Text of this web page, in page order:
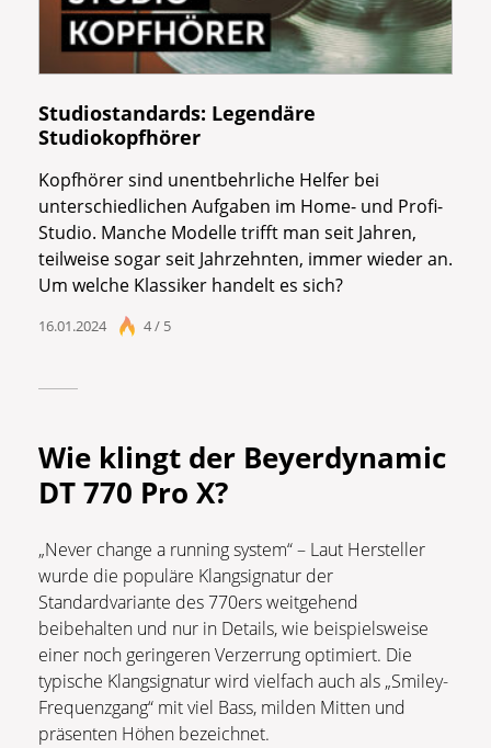
Studiostandards: Legendäre
Studiokopfhörer
Kopfhörer sind unentbehrliche Helfer bei
unterschiedlichen Aufgaben im Home- und Profi-
Studio. Manche Modelle trifft man seit Jahren,
teilweise sogar seit Jahrzehnten, immer wieder an.
Um welche Klassiker handelt es sich?
16.01.2024 4 / 5
Wie klingt der Beyerdynamic
DT 770 Pro X?
„Never change a running system“ – Laut Hersteller
wurde die populäre Klangsignatur der
Standardvariante des 770ers weitgehend
beibehalten und nur in Details, wie beispielsweise
einer noch geringeren Verzerrung optimiert. Die
typische Klangsignatur wird vielfach auch als „Smiley-
Frequenzgang“ mit viel Bass, milden Mitten und
präsenten Höhen bezeichnet.